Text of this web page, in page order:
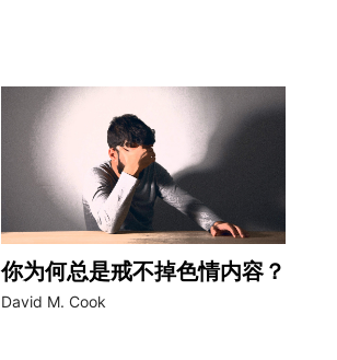
你为何总是戒不掉色情内容？
David M. Cook